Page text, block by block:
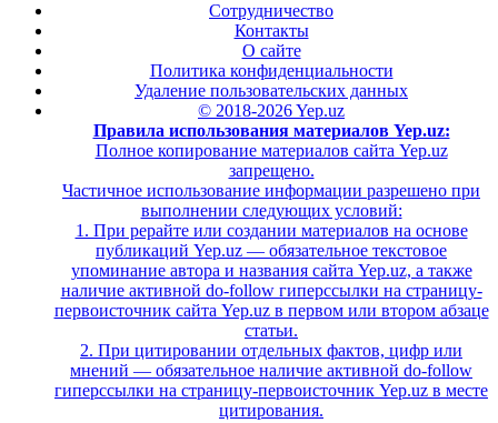
Сотрудничество
Контакты
О сайте
Политика конфиденциальности
Удаление пользовательских данных
© 2018-2026 Yep.uz
Правила использования материалов Yep.uz:
Полное копирование материалов сайта Yep.uz
запрещено.
Частичное использование информации разрешено при
выполнении следующих условий:
1. При рерайте или создании материалов на основе
публикаций Yep.uz — обязательное текстовое
упоминание автора и названия сайта Yep.uz, а также
наличие активной do-follow гиперссылки на страницу-
первоисточник сайта Yep.uz в первом или втором абзаце
статьи.
2. При цитировании отдельных фактов, цифр или
мнений — обязательное наличие активной do-follow
гиперссылки на страницу-первоисточник Yep.uz в месте
цитирования.